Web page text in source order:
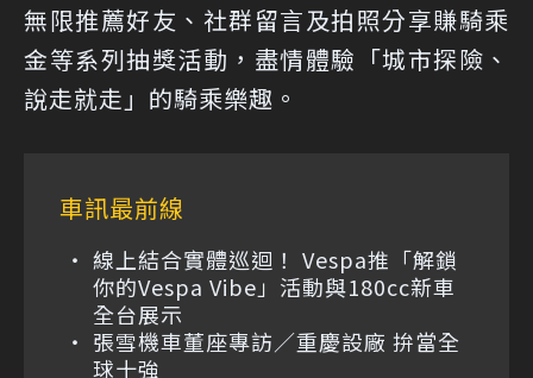
無限推薦好友、社群留言及拍照分享賺騎乘
金等系列抽獎活動，盡情體驗「城市探險、
說走就走」的騎乘樂趣。
車訊最前線
線上結合實體巡迴！ Vespa推「解鎖
你的Vespa Vibe」活動與180cc新車
全台展示
張雪機車董座專訪／重慶設廠 拚當全
球十強